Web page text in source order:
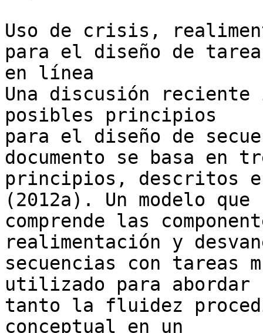
Uso de crisis,
para el diseño de
en línea
Una discusión
posibles principios
para el diseño de
documento se basa en
principios, descritos
(2012a). Un modelo que
comprende las
realimentación y
secuencias con tareas
utilizado para abordar
tanto la fluidez
conceptual en un